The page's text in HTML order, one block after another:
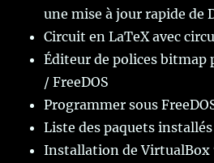
une mise à jour rapide de
Circuit en LaTeX avec
Éditeur de polices bitmap
/ FreeDOS
Programmer sous
Liste des paquets
Installation de VirtualBox